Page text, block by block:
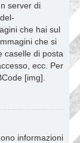
server di
che hai sul
che si
caselle di posta
ecc. Per
[img].
informazioni